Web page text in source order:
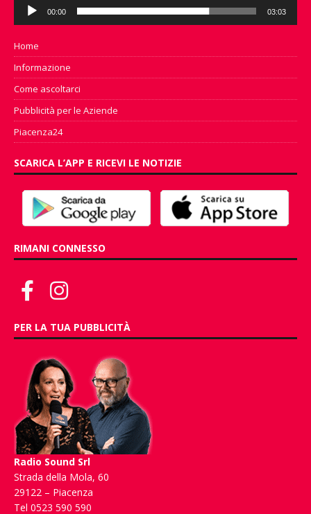
Audio
Player
00:00 03:03
Home
Informazione
Come ascoltarci
Pubblicità per le Aziende
Piacenza24
SCARICA L’APP E RICEVI LE NOTIZIE
RIMANI CONNESSO
PER LA TUA PUBBLICITÀ
Radio Sound Srl
Strada della Mola, 60
29122 – Piacenza
Tel 0523 590 590